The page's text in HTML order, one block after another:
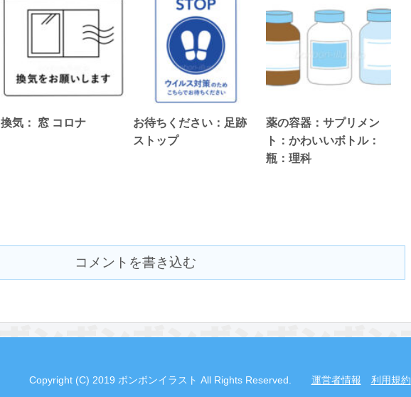
換気： 窓 コロナ
お待ちください：足跡
ストップ
薬の容器：サプリメン
ト：かわいいボトル：
瓶：理科
コメントを書き込む
Copyright (C) 2019 ボンボンイラスト All Rights Reserved. 運営者情報 利用規約